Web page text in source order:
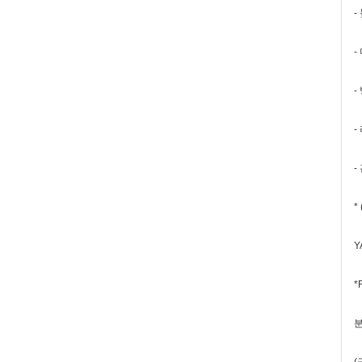
-
-
-
-
-
*